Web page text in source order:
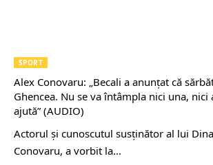
SPORT
Alex Conovaru: „Becali a anunțat că
Ghencea. Nu se va întâmpla nici una, nici
ajută” (AUDIO)
Actorul și cunoscutul susținător al lui
Conovaru, a vorbit la…